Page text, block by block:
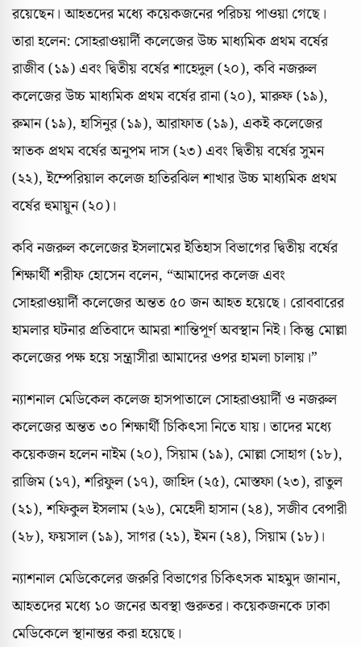
রয়েছেন। আহতদের মধ্যে কয়েকজনের পরিচয় পাওয়া গেছে।
তারা হলেন: সোহরাওয়ার্দী কলেজের উচ্চ মাধ্যমিক প্রথম বর্ষের
রাজীব (১৯) এবং দ্বিতীয় বর্ষের শাহেদুল (২০), কবি নজরুল
কলেজের উচ্চ মাধ্যমিক প্রথম বর্ষের রানা (২০), মারুফ (১৯),
রুমান (১৯), হাসিনুর (১৯), আরাফাত (১৯), একই কলেজের
স্নাতক প্রথম বর্ষের অনুপম দাস (২৩) এবং দ্বিতীয় বর্ষের সুমন
(২২), ইম্পেরিয়াল কলেজ হাতিরঝিল শাখার উচ্চ মাধ্যমিক প্রথম
বর্ষের হুমায়ুন (২০)।
কবি নজরুল কলেজের ইসলামের ইতিহাস বিভাগের দ্বিতীয় বর্ষের
শিক্ষার্থী শরীফ হোসেন বলেন, “আমাদের কলেজ এবং
সোহরাওয়ার্দী কলেজের অন্তত ৫০ জন আহত হয়েছে। রোববারের
হামলার ঘটনার প্রতিবাদে আমরা শান্তিপূর্ণ অবস্থান নিই। কিন্তু মোল্লা
কলেজের পক্ষ হয়ে সন্ত্রাসীরা আমাদের ওপর হামলা চালায়।”
ন্যাশনাল মেডিকেল কলেজ হাসপাতালে সোহরাওয়ার্দী ও নজরুল
কলেজের অন্তত ৩০ শিক্ষার্থী চিকিৎসা নিতে যায়। তাদের মধ্যে
কয়েকজন হলেন নাইম (২০), সিয়াম (১৯), মোল্লা সোহাগ (১৮),
রাজিম (১৭), শরিফুল (১৭), জাহিদ (২৫), মোস্তফা (২৩), রাতুল
(২১), শফিকুল ইসলাম (২৬), মেহেদী হাসান (২৪), সজীব বেপারী
(২৮), ফয়সাল (১৯), সাগর (২১), ইমন (২৪), সিয়াম (১৮)।
ন্যাশনাল মেডিকেলের জরুরি বিভাগের চিকিৎসক মাহমুদ জানান,
আহতদের মধ্যে ১০ জনের অবস্থা গুরুতর। কয়েকজনকে ঢাকা
মেডিকেলে স্থানান্তর করা হয়েছে।